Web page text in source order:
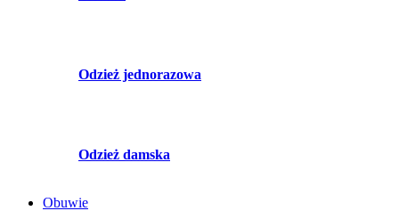
Odzież jednorazowa
Odzież damska
Obuwie